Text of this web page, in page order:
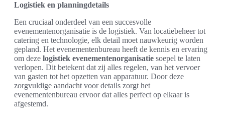
Logistiek en planningdetails
Een cruciaal onderdeel van een succesvolle
evenementenorganisatie is de logistiek. Van locatiebeheer tot
catering en technologie, elk detail moet nauwkeurig worden
gepland. Het evenementenbureau heeft de kennis en ervaring
om deze logistiek evenementenorganisatie soepel te laten
verlopen. Dit betekent dat zij alles regelen, van het vervoer
van gasten tot het opzetten van apparatuur. Door deze
zorgvuldige aandacht voor details zorgt het
evenementenbureau ervoor dat alles perfect op elkaar is
afgestemd.